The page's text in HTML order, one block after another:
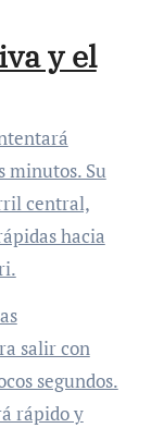
y el
minutos. Su
central,
hacia
salir con
segundos.
rápido y